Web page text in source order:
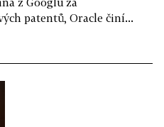
patentů, Oracle činí...